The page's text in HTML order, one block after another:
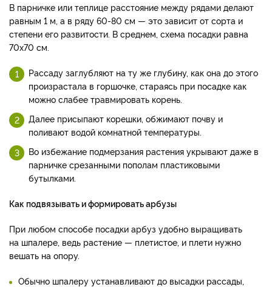
В парничке или теплице расстояние между рядами делают
равным 1 м, а в ряду 60-80 см — это зависит от сорта и
степени его развитости. В среднем, схема посадки равна
70х70 см.
Рассаду заглубляют на ту же глубину, как она до этого
произрастала в горшочке, стараясь при посадке как
можно слабее травмировать корень.
Далее присыпают корешки, обжимают почву и
поливают водой комнатной температуры.
Во избежание подмерзания растения укрывают даже в
парничке срезанными пополам пластиковыми
бутылками.
Как подвязывать и формировать арбузы
При любом способе посадки арбуз удобно выращивать
на шпалере, ведь растение — плетистое, и плети нужно
вешать на опору.
Обычно шпалеру устанавливают до высадки рассады,